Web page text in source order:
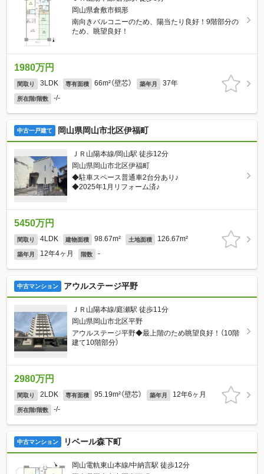
岡山県倉敷市鶴形
南向きバルコニーのため、陽当たり良好！9階部分の
ため、眺望良好！
1980万円
間取り 3LDK 専有面積 66m²（壁芯） 築年月 37年
所在階/階数 -/-
中古一戸建て 岡山県岡山市北区伊福町
ＪＲ山陽本線/岡山駅 徒歩12分
岡山県岡山市北区伊福町
◆駐車スペース普通車2台分あり♪
◆2025年1月リフォーム済♪
5450万円
間取り 4LDK 建物面積 98.67m² 土地面積 126.67m²
築年月 12年4ヶ月 階数 -
中古マンション アウルステージ平野
ＪＲ山陽本線/庭瀬駅 徒歩11分
岡山県岡山市北区平野
アウルステージ平野◆最上階のため眺望良好！（10階
建て10階部分）
2980万円
間取り 2LDK 専有面積 95.19m²（壁芯） 築年月 12年6ヶ月
所在階/階数 -/-
中古マンション リベール森下町
岡山電軌東山本線/中納言駅 徒歩12分